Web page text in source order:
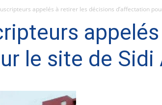
appelés à retirer les décisions d’affectation
le site de Sidi